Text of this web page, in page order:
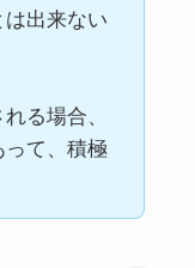
出来ない
る場合、
って、積極